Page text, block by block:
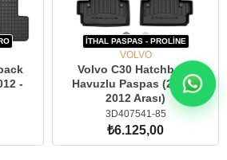
-
İTHAL PASPAS - PROLİNE
VOLVO
Volvo C30 Hatchback
Havuzlu Paspas (2006 -
2012 Arası)
3D407541-85
₺6.125,00